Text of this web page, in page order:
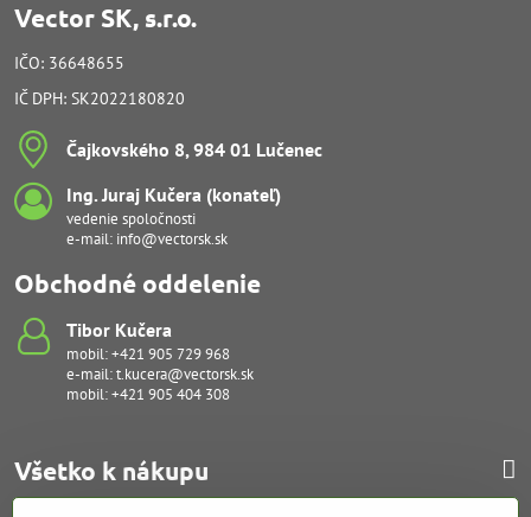
Vector SK, s.r.o.
IČO: 36648655
IČ DPH: SK2022180820
Čajkovského 8, 984 01 Lučenec
Ing​. Juraj Kučera (konateľ)
vedenie spoločnosti
e-mail: info@vectorsk.sk
Obchodné oddelenie
Tibor Kučera
mobil:+421 905 729 968
e-mail:t.kucera@vectorsk.sk
mobil:+421 905 404 308
Všetko k nákupu